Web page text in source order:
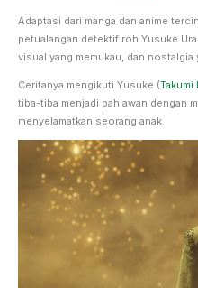
Adaptasi dari manga dan anime
petualangan detektif roh Yusuke
visual yang memukau, dan nostalgia
Ceritanya mengikuti Yusuke (Takumi
tiba-tiba menjadi pahlawan dengan
menyelamatkan seorang anak.